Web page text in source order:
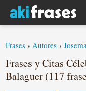
Frases ›Autores ›
Frases y Citas
Balaguer (117